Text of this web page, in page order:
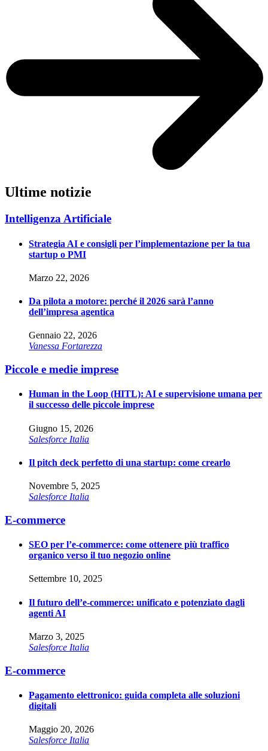
Ultime notizie
Intelligenza Artificiale
Strategia AI e consigli per l’implementazione per la tua
startup o PMI
Marzo 22, 2026
Da pilota a motore: perché il 2026 sarà l’anno
dell’impresa agentica
Gennaio 22, 2026
Vanessa Fortarezza
Piccole e medie imprese
Human in the Loop (HITL): AI e supervisione umana per
il successo delle piccole imprese
Giugno 15, 2026
Salesforce Italia
Il pitch deck perfetto di una startup: come crearlo
Novembre 5, 2025
Salesforce Italia
E-commerce
SEO per l’e-commerce: come ottenere più traffico
organico verso il tuo negozio online
Settembre 10, 2025
Il futuro dell’e-commerce: unificato e potenziato dagli
agenti AI
Marzo 3, 2025
Salesforce Italia
E-commerce
Pagamento elettronico: guida completa alle soluzioni
digitali
Maggio 20, 2026
Salesforce Italia